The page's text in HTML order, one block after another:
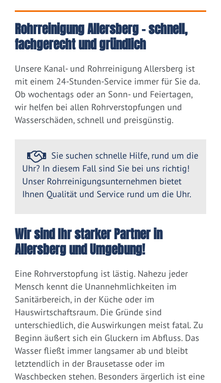
Rohrreinigung Allersberg – schnell,
fachgerecht und gründlich
Unsere Kanal- und Rohrreinigung Allersberg ist
mit einem 24-Stunden-Service immer für Sie da.
Ob wochentags oder an Sonn- und Feiertagen,
wir helfen bei allen Rohrverstopfungen und
Wasserschäden, schnell und preisgünstig.
Sie suchen schnelle Hilfe, rund um die
Uhr? In diesem Fall sind Sie bei uns richtig!
Unser Rohrreinigungsunternehmen bietet
Ihnen Qualität und Service rund um die Uhr.
Wir sind Ihr starker Partner in
Allersberg und Umgebung!
Eine Rohrverstopfung ist lästig. Nahezu jeder
Mensch kennt die Unannehmlichkeiten im
Sanitärbereich, in der Küche oder im
Hauswirtschaftsraum. Die Gründe sind
unterschiedlich, die Auswirkungen meist fatal. Zu
Beginn äußert sich ein Gluckern im Abfluss. Das
Wasser fließt immer langsamer ab und bleibt
letztendlich in der Brausetasse oder im
Waschbecken stehen. Besonders ärgerlich ist eine